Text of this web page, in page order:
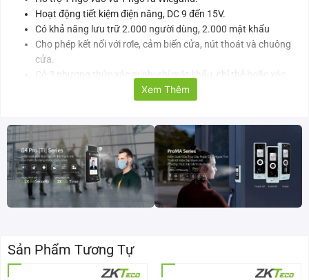
Hoạt động tiết kiệm điện năng, DC 9 đến 15V.
Có khả năng lưu trữ 2.000 người dùng, 2.000 mật khẩu
Cho phép kết nối với rơle, cảm biến cửa, nút thoát và chuông
cửa.
Có 3 phương thức xác minh: chỉ mật khẩu, chỉ thẻ hoặc xác
minh đồng thời thẻ và mật khẩu.
Thông số kỹ thuật của đầu đọc thẻ ZKTeco SA40B-E
Model SA40B-E
Tần suất hoạt động 125kHz/ 13.56MHz
Điện áp hoạt động DC 9 đến 15V
Xem Thêm
Sản Phẩm Tương Tự